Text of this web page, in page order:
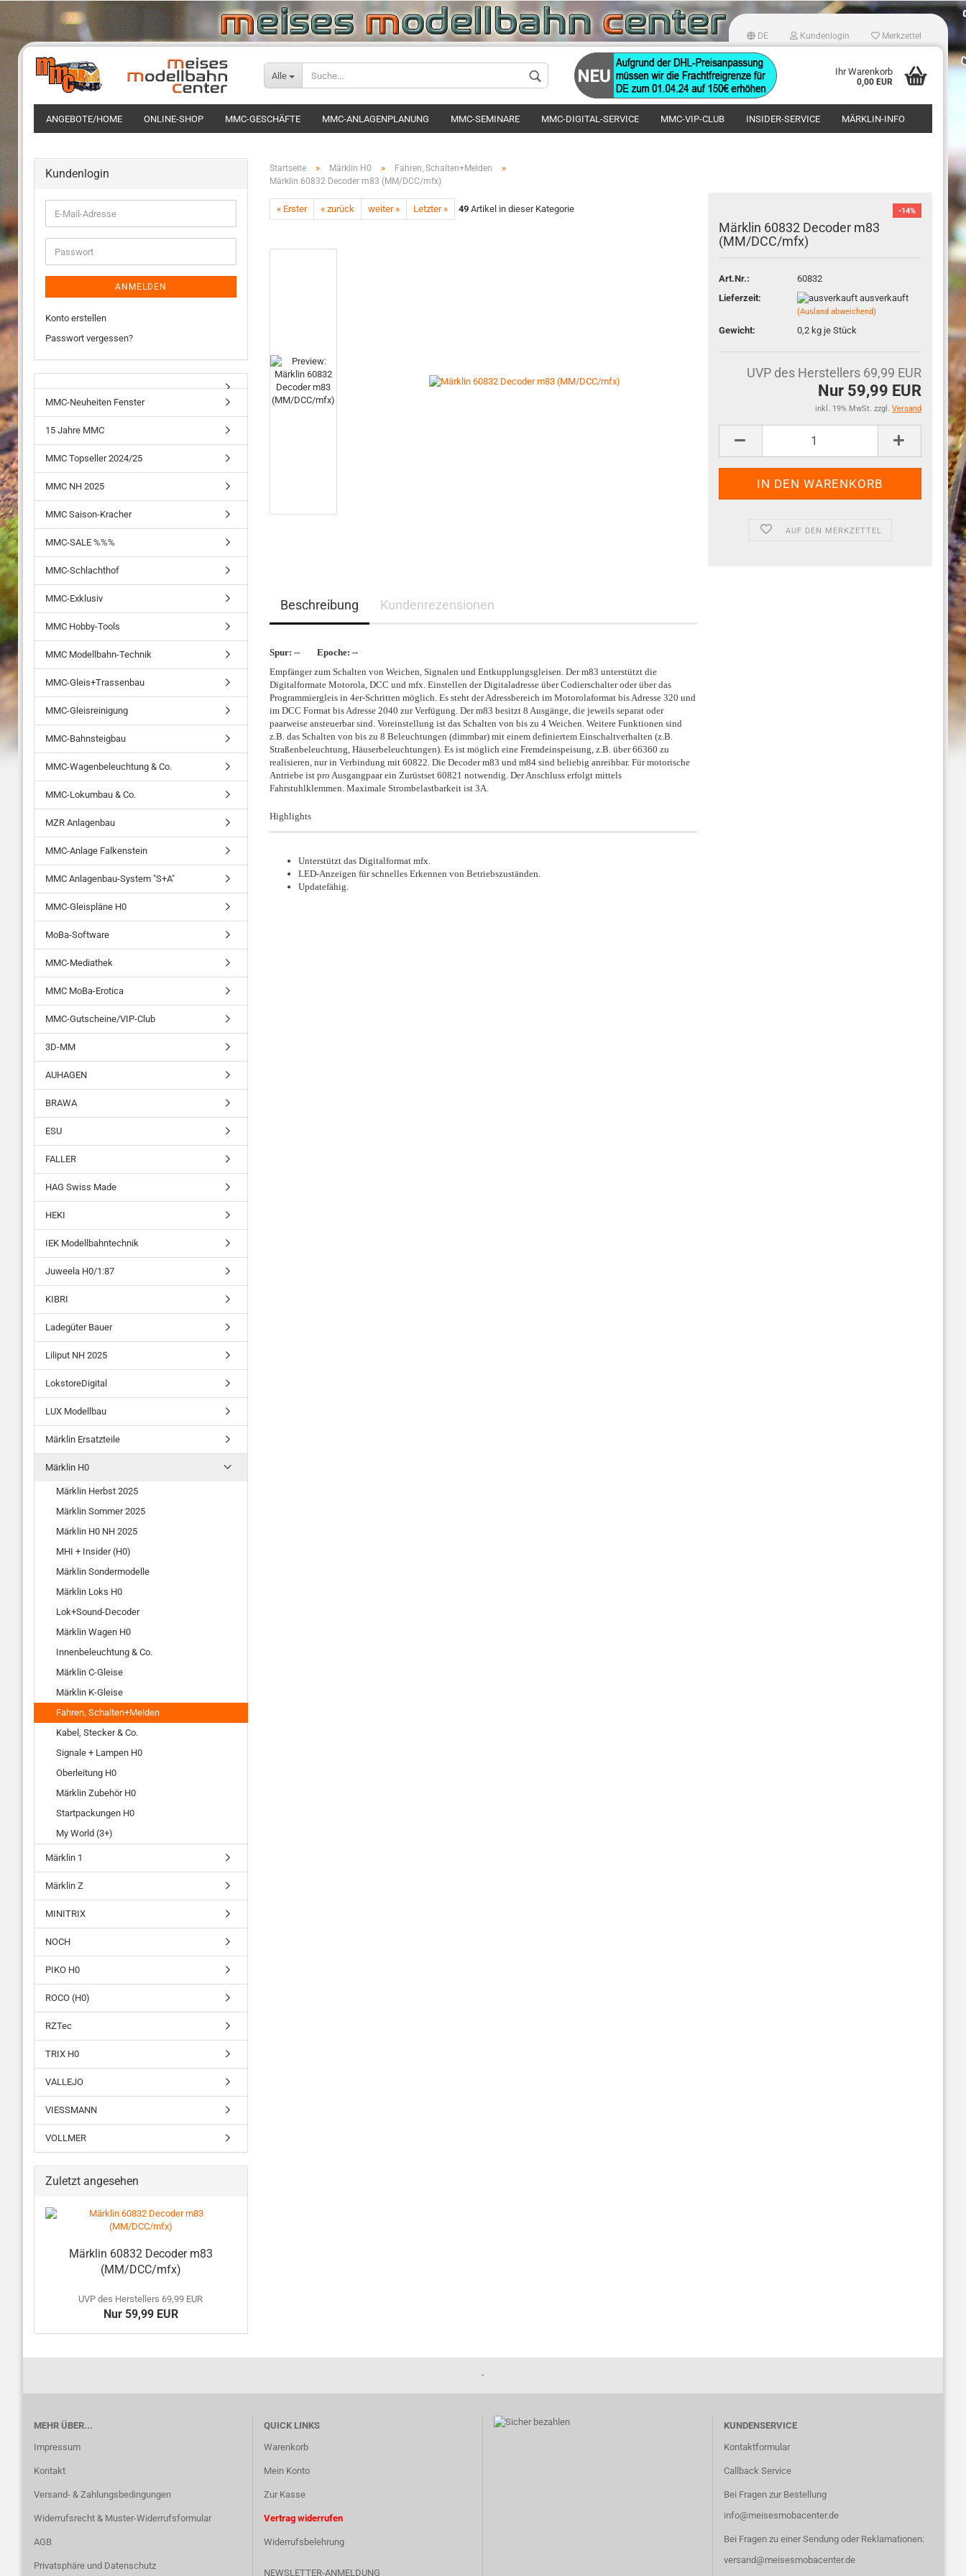
DE
Sprache auswählen
Lieferland
Kundenlogin Merkzettel
Alle Ihr Warenkorb
0,00 EUR
ANGEBOTE/HOME ONLINE-SHOP MMC-GESCHÄFTE MMC-ANLAGENPLANUNG MMC-SEMINARE MMC-DIGITAL-SERVICE MMC-VIP-CLUB INSIDER-SERVICE MÄRKLIN-INFO
Startseite » Märklin H0 » Fahren, Schalten+Melden »
Märklin 60832 Decoder m83 (MM/DCC/mfx)
« Erster « zurück weiter » Letzter » 49Artikel in dieser Kategorie -14%
Märklin 60832 Decoder m83
(MM/DCC/mfx)
Art.Nr.:
60832
Lieferzeit:
ausverkauft
(Ausland abweichend)
Gewicht: 0,2kg je Stück
UVP des Herstellers 69,99 EUR
Nur 59,99 EUR
inkl. 19% MwSt. zzgl. Versand
AUF DEN MERKZETTEL
Beschreibung Kundenrezensionen
Spur: -- Epoche: --
Empfänger zum Schalten von Weichen, Signalen und Entkupplungsgleisen. Der m83 unterstützt die
Digitalformate Motorola, DCC und mfx. Einstellen der Digitaladresse über Codierschalter oder über das
Programmiergleis in 4er-Schritten möglich. Es steht der Adressbereich im Motorolaformat bis Adresse 320 und
im DCC Format bis Adresse 2040 zur Verfügung. Der m83 besitzt 8 Ausgänge, die jeweils separat oder
paarweise ansteuerbar sind. Voreinstellung ist das Schalten von bis zu 4 Weichen. Weitere Funktionen sind
z.B. das Schalten von bis zu 8 Beleuchtungen (dimmbar) mit einem definiertem Einschaltverhalten (z.B.
Straßenbeleuchtung, Häuserbeleuchtungen). Es ist möglich eine Fremdeinspeisung, z.B. über 66360 zu
realisieren, nur in Verbindung mit 60822. Die Decoder m83 und m84 sind beliebig anreihbar. Für motorische
Antriebe ist pro Ausgangpaar ein Zurüstset 60821 notwendig. Der Anschluss erfolgt mittels
Fahrstuhlklemmen. Maximale Strombelastbarkeit ist 3A.
Highlights
Unterstützt das Digitalformat mfx.
LED-Anzeigen für schnelles Erkennen von Betriebszuständen.
Updatefähig.
Kundenlogin
ANMELDEN
Konto erstellen
Passwort vergessen?
MMC-Neuheiten Fenster
15 Jahre MMC
MMC Topseller 2024/25
MMC NH 2025
MMC Saison-Kracher
MMC-SALE %%%
MMC-Schlachthof
MMC-Exklusiv
MMC Hobby-Tools
MMC Modellbahn-Technik
MMC-Gleis+Trassenbau
MMC-Gleisreinigung
MMC-Bahnsteigbau
MMC-Wagenbeleuchtung & Co.
MMC-Lokumbau & Co.
MZR Anlagenbau
MMC-Anlage Falkenstein
MMC Anlagenbau-System "S+A"
MMC-Gleispläne H0
MoBa-Software
MMC-Mediathek
MMC MoBa-Erotica
MMC-Gutscheine/VIP-Club
3D-MM
AUHAGEN
BRAWA
ESU
FALLER
HAG Swiss Made
HEKI
IEK Modellbahntechnik
Juweela H0/1:87
KIBRI
Ladegüter Bauer
Liliput NH 2025
LokstoreDigital
LUX Modellbau
Märklin Ersatzteile
Märklin H0
Märklin Herbst 2025
Märklin Sommer 2025
Märklin H0 NH 2025
MHI + Insider (H0)
Märklin Sondermodelle
Märklin Loks H0
Lok+Sound-Decoder
Märklin Wagen H0
Innenbeleuchtung & Co.
Märklin C-Gleise
Märklin K-Gleise
Fahren, Schalten+Melden
Kabel, Stecker & Co.
Signale + Lampen H0
Oberleitung H0
Märklin Zubehör H0
Startpackungen H0
My World (3+)
Märklin 1
Märklin Z
MINITRIX
NOCH
PIKO H0
ROCO (H0)
RZTec
TRIX H0
VALLEJO
VIESSMANN
VOLLMER
Zuletzt angesehen
Märklin 60832 Decoder m83
(MM/DCC/mfx)
UVP des Herstellers 69,99 EUR
Nur 59,99 EUR
-
MEHR ÜBER...
Impressum
Kontakt
Versand- & Zahlungsbedingungen
Widerrufsrecht & Muster-Widerrufsformular
AGB
Privatsphäre und Datenschutz
QUICK LINKS
Warenkorb
Mein Konto
Zur Kasse
Vertrag widerrufen
Widerrufsbelehrung
NEWSLETTER-ANMELDUNG
KUNDENSERVICE
Kontaktformular
Callback Service
Bei Fragen zur Bestellung
info@meisesmobacenter.de
Bei Fragen zu einer Sendung oder Reklamationen:
versand@meisesmobacenter.de